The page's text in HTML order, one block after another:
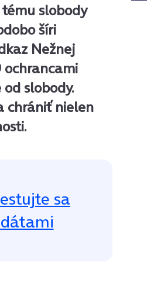
slobody
šíri
Nežnej
ochrancami
slobody.
chrániť nielen
sa